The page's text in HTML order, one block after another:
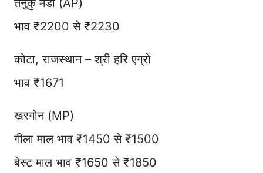
तनुकु मंडी (AP)
भाव ₹2200 से ₹2230
कोटा, राजस्थान – श्री हरि एग्रो
भाव ₹1671
खरगोन (MP)
गीला माल भाव ₹1450 से ₹1500
बेस्ट माल भाव ₹1650 से ₹1850